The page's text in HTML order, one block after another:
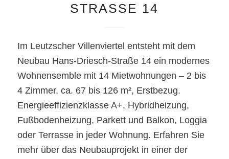
STRASSE 14
Im Leutzscher Villenviertel entsteht mit dem
Neubau Hans-Driesch-Straße 14 ein modernes
Wohnensemble mit 14 Mietwohnungen – 2 bis
4 Zimmer, ca. 67 bis 126 m², Erstbezug.
Energieeffizienzklasse A+, Hybridheizung,
Fußbodenheizung, Parkett und Balkon, Loggia
oder Terrasse in jeder Wohnung. Erfahren Sie
mehr über das Neubauprojekt in einer der